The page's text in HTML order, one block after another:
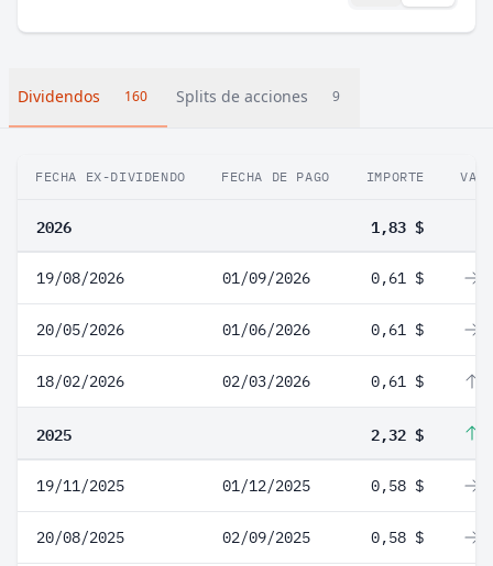
Dividendos 160 Splits de acciones 9
FECHA EX-DIVIDENDO FECHA DE PAGO IMPORTE
2026 1,83 $
19/08/2026 01/09/2026 0,61 $
20/05/2026 01/06/2026 0,61 $
18/02/2026 02/03/2026 0,61 $
2025 2,32 $
19/11/2025 01/12/2025 0,58 $
20/08/2025 02/09/2025 0,58 $